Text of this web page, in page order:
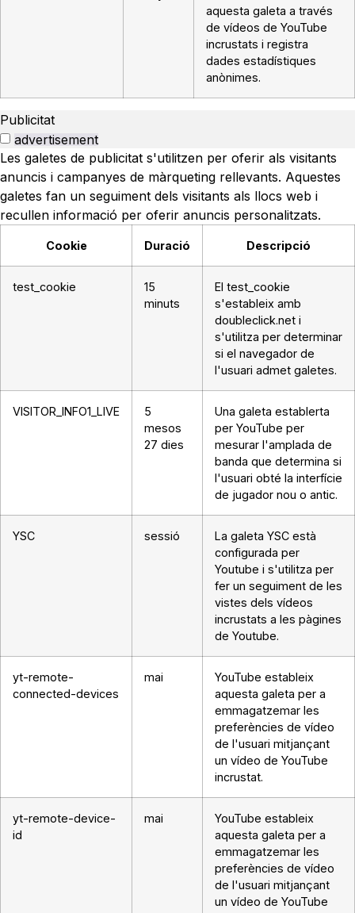
aquesta galeta a través
de vídeos de YouTube
incrustats i registra
dades estadístiques
anònimes.
Publicitat
advertisement
Les galetes de publicitat s'utilitzen per oferir als visitants
anuncis i campanyes de màrqueting rellevants. Aquestes
galetes fan un seguiment dels visitants als llocs web i
recullen informació per oferir anuncis personalitzats.
Cookie Duració Descripció
test_cookie
15
minuts
El test_cookie
s'estableix amb
doubleclick.net i
s'utilitza per determinar
si el navegador de
l'usuari admet galetes.
VISITOR_INFO1_LIVE
5
mesos
27 dies
Una galeta establerta
per YouTube per
mesurar l'amplada de
banda que determina si
l'usuari obté la interfície
de jugador nou o antic.
YSC sessió
La galeta YSC està
configurada per
Youtube i s'utilitza per
fer un seguiment de les
vistes dels vídeos
incrustats a les pàgines
de Youtube.
yt-remote-
connected-devices
mai
YouTube estableix
aquesta galeta per a
emmagatzemar les
preferències de vídeo
de l'usuari mitjançant
un vídeo de YouTube
incrustat.
yt-remote-device-
id
mai
YouTube estableix
aquesta galeta per a
emmagatzemar les
preferències de vídeo
de l'usuari mitjançant
un vídeo de YouTube